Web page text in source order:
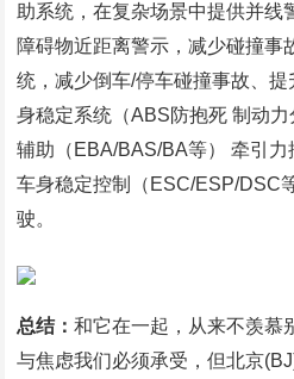
助系统，在复杂场景中提供并线
障碍物近距离警示，减少碰撞事
统，减少倒车/停车碰撞事故、
身稳定系统（ABS防抱死 制动
辅助（EBA/BAS/BA等） 牵引力
车身稳定控制（ESC/ESP/DSC
驶。
总结：和它在一起，从来不羡慕
与焦虑我们必须承受，但北京